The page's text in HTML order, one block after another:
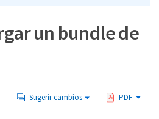
un bundle de
Sugerir cambios PDF